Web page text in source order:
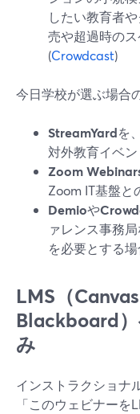
したい教育者
売や超過時のス
(Crowdcast)
今日学校が選ぶ場合
StreamYardを
対外教育イベン
Zoom
Zoom IT基盤と
Demioや
ァレンス事務
を必要とする場
LMS（
Blackboard
み
インストラクショナ
「このウェビナー